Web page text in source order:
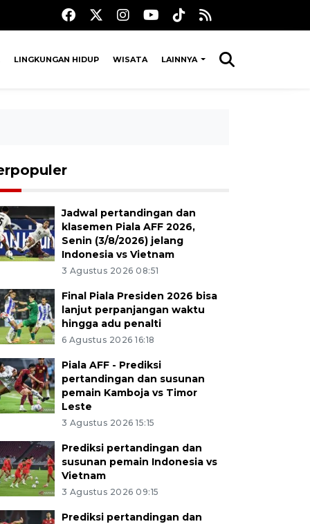
LINGKUNGAN HIDUP WISATA LAINNYA
Jadwal pertandingan dan
klasemen Piala AFF 2026,
Senin (3/8/2026) jelang
Indonesia vs Vietnam
3 Agustus 2026 08:51
Final Piala Presiden 2026 bisa
lanjut perpanjangan waktu
hingga adu penalti
6 Agustus 2026 16:18
Piala AFF - Prediksi
pertandingan dan susunan
pemain Kamboja vs Timor
Leste
3 Agustus 2026 15:15
Prediksi pertandingan dan
susunan pemain Indonesia vs
Vietnam
3 Agustus 2026 09:15
Prediksi pertandingan dan